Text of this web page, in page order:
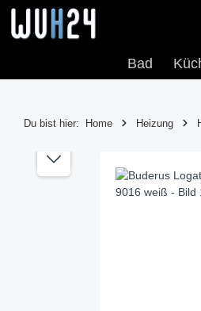
Hauptinhalt springen
Zur Suche springen
Zur Hauptnavigation springen
Bad
Du bist hier: Home Heizung
Bildergalerie überspringen